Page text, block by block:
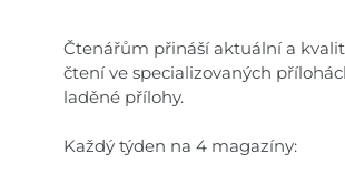
Čtenářům přináší aktuální a
čtení ve specializovaných
laděné přílohy.
Každý týden na 4 magazíny: